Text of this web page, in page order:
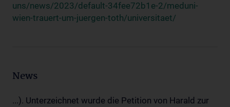
uns/news/2023/default-34fee72b1e-2/meduni-
wien-trauert-um-juergen-toth/universitaet/
News
...). Unterzeichnet wurde die Petition von Harald zur